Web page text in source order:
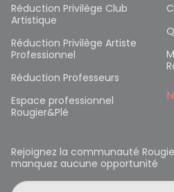
Réduction Privilège Club
Artistique
Réduction Privilège Artiste
Professionnel
Réduction Professeurs
Espace professionnel
Rougier&Plé
Rejoignez la communauté
manquez aucune opportunité